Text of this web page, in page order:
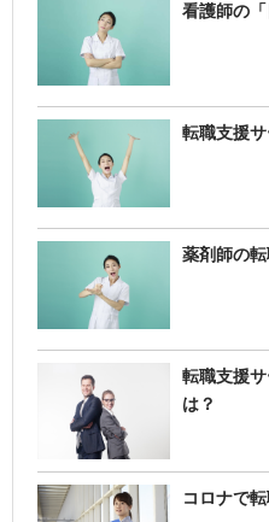
看護師の
転職支援
薬剤師の
転職支援
は？
コロナで